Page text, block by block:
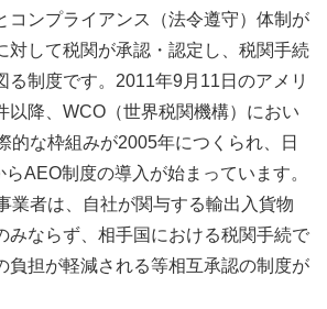
コンプライアンス（法令遵守）体制が
対して税関が承認・認定し、税関手続
る制度です。2011年9月11日のアメリ
以降、WCO（世界税関機構）におい
的な枠組みが2005年につくられ、日
AEO制度の導入が始まっています。
業者は、自社が関与する輸出入貨物
みならず、相手国における税関手続で
負担が軽減される等相互承認の制度が